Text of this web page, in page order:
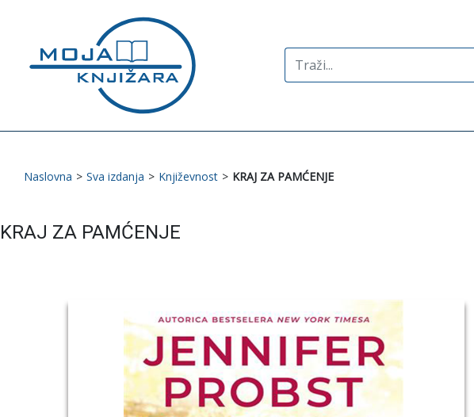
Search
for:
Naslovna > Sva izdanja > Književnost > KRAJ ZA PAMĆENJE
KRAJ ZA PAMĆENJE